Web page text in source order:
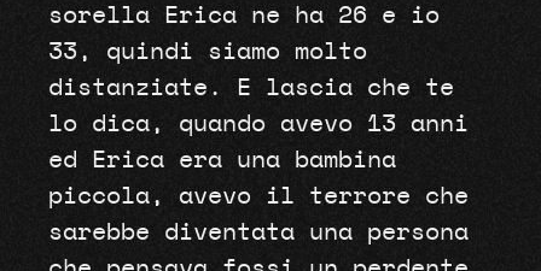
sorella Erica ne ha 26 e io
33, quindi siamo molto
distanziate. E lascia che te
lo dica, quando avevo 13 anni
ed Erica era una bambina
piccola, avevo il terrore che
sarebbe diventata una persona